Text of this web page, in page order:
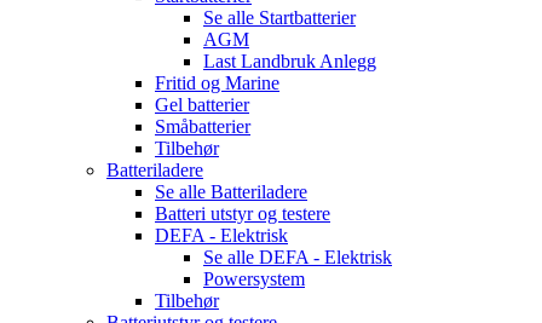
Se alle Startbatterier
AGM
Last Landbruk Anlegg
Fritid og Marine
Gel batterier
Småbatterier
Tilbehør
Batteriladere
Se alle Batteriladere
Batteri utstyr og testere
DEFA - Elektrisk
Se alle DEFA - Elektrisk
Powersystem
Tilbehør